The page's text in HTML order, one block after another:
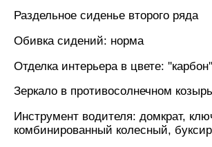
Раздельное сиденье второго ряда
Обивка сидений: норма
Отделка интерьера в цвете:
Зеркало в противосолнечном
Инструмент водителя: домкрат,
комбинированный колесный,